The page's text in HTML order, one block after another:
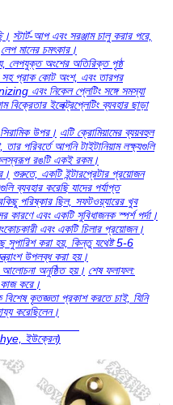
স্টার্ট-আপ এবং সরঞ্জাম চালু করার পরে,
লেপ মানের চমৎকার।
লেপযুক্ত অংশের অতিরিক্ত পৃষ্ঠ
সহ প্রাক কোট অংশ, এবং তারপর
এবং নিকেল প্লেটিং সঙ্গে সমস্যা
বিক্রেতার ইলেক্ট্রপ্লেটিং ব্যবহার ছাড়া
উপর। এটি ক্রোমিয়ামের ব্যয়বহুল
পরিবর্তে আপনি টাইটানিয়াম লক্ষ্যগুলি
রঙটি একই রকম।
শুরুতে, একটি ইন্টারপ্রেটার প্রয়োজন
ব্যবহার করেছি যাদের পর্যাপ্ত
পরিষ্কার ছিল, সফটওয়্যারের খুব
কারণে এবং একটি সুবিধাজনক স্পর্শ পর্দা।
এবং একটি চিলার প্রয়োজন।
করা হয়, কিন্তু যথেষ্ট 5-6
উপলব্ধ করা হয়।
আলোচনা অনুষ্ঠিত হয়। শেষ ফলাফল:
কাজ করে।
কৃতজ্ঞতা প্রকাশ করতে চাই, যিনি
করেছিলেন।
ইউক্রেন)